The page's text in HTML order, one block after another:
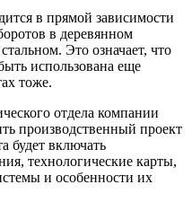
в прямой зависимости
в деревянном
Это означает, что
использована еще
тоже.
отдела компании
производственный проект
будет включать
технологические карты,
и особенности их